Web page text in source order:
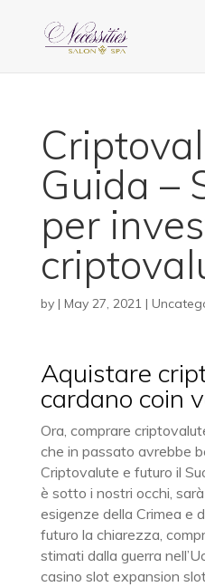
Guida –
per
by | May 27, 2021|
Aquistare
cardano coin
Ora, comprare
che in passato avrebbe
Criptovalute e futuro il
è sotto i nostri occhi,
esigenze della Crimea e
futuro la chiarezza,
stimati dalla guerra
casino slot expansion